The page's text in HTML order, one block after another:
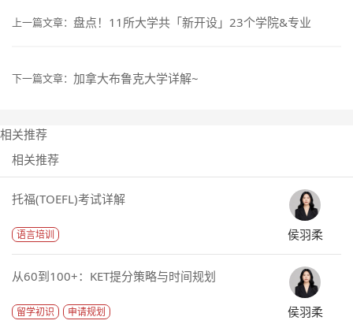
上一篇文章： 盘点！11所大学共「新开设」23个学院&专业
下一篇文章： 加拿大布鲁克大学详解~
相关推荐
相关推荐
托福(TOEFL)考试详解
语言培训 侯羽柔
从60到100+：KET提分策略与时间规划
留学初识 申请规划 侯羽柔